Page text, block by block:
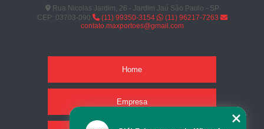
Rua Nicolas Jardim, 26 - Jardim Jaú São Paulo - SP
CEP: 03703-090
(11) 99350-3154
(11) 96217-7263
contato.maxportoes@gmail.com
Home
Empresa